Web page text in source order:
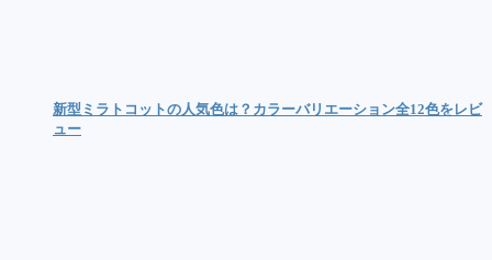
新型ミラトコットの人気色は？カラーバリエーション全12色をレビ
ュー